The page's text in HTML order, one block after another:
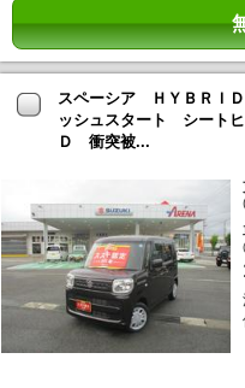
スペーシア ＨＹＢＲ
ッシュスタート シート
Ｄ 衝突被...